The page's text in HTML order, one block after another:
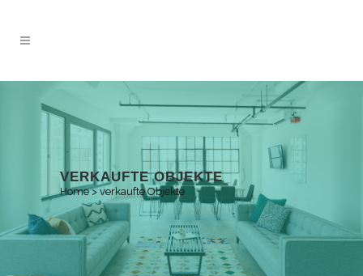
VERKAUFTE OBJEKTE
Home>verkaufte Objekte